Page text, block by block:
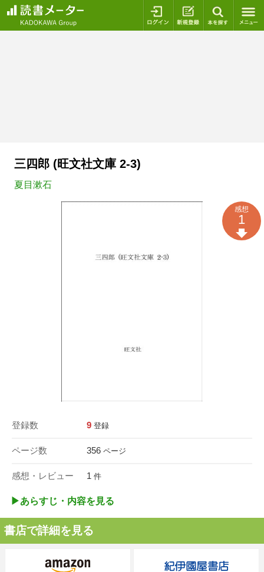
ログイン 新規登録
三四郎 (旺文社文庫 2-3)
夏目漱石
登録数 9 登録
ページ数 356 ページ
感想・レビュー 1 件
感想
1
▶︎あらすじ・内容を見る
書店で詳細を見る